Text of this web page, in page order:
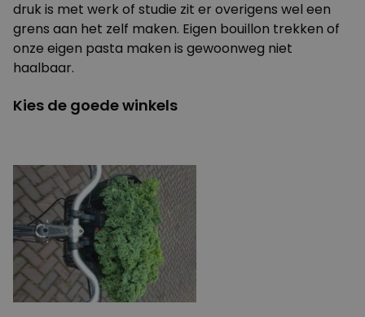
druk is met werk of studie zit er overigens wel een
grens aan het zelf maken. Eigen bouillon trekken of
onze eigen pasta maken is gewoonweg niet
haalbaar.
Kies de goede winkels